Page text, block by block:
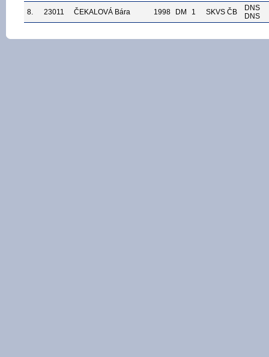
8.
23011 ČEKALOVÁ Bára 1998 DM 1 SKVS ČB
DNS
DNS